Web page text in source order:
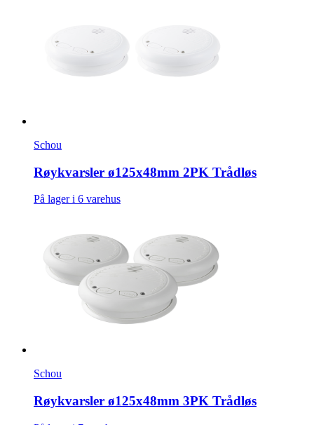
Schou
Røykvarsler ø125x48mm 2PK Trådløs
På lager i 6 varehus
Schou
Røykvarsler ø125x48mm 3PK Trådløs